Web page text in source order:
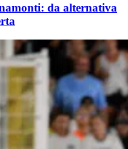
da alternativa